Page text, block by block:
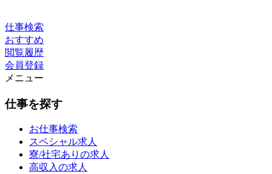
仕事検索
おすすめ
閲覧履歴
会員登録
メニュー
仕事を探す
お仕事検索
スペシャル求人
寮/社宅ありの求人
高収入の求人